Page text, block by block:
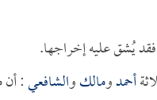
يُشق عليه إخراجها.
أحمدومالكوالشافعي: أن